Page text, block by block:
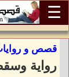
☰
قصص و
رواية